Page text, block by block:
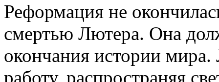
Реформация не
смертью Лютера. Она
окончания истории
работу, распространяя